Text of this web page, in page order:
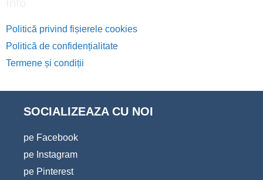
Politică privind fișierele cookies
Politică de confidențialitate
Termene și condiții
SOCIALIZEAZA CU NOI
pe Facebook
pe Instagram
pe Pinterest